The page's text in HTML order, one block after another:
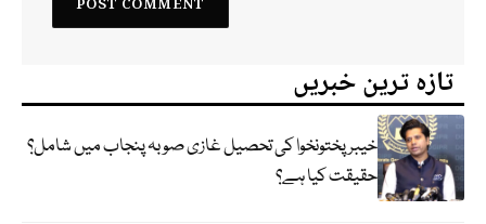
تازہ ترین خبریں
خیبر پختونخوا کی تحصیل غازی صوبہ پنجاب میں شامل؟
حقیقت کیا ہے؟